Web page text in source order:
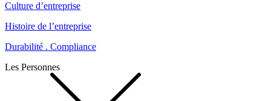
Culture d’entreprise
Histoire de l’entreprise
Durabilité . Compliance
Les Personnes